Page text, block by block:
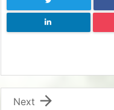

Next